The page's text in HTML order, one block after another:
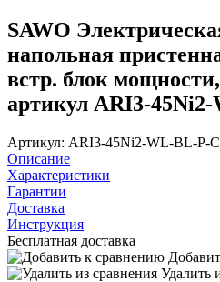
SAWO
напольная
встр. блок
артикул ARI3-
Артикул: ARI3-45Ni2-WL-BL-P-C
Описание
Характеристики
Гарантии
Доставка
Инструкция
Бесплатная доставка
Удалить